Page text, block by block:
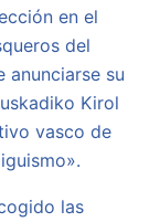
en el
del
anunciarse su
Kirol
vasco de
las